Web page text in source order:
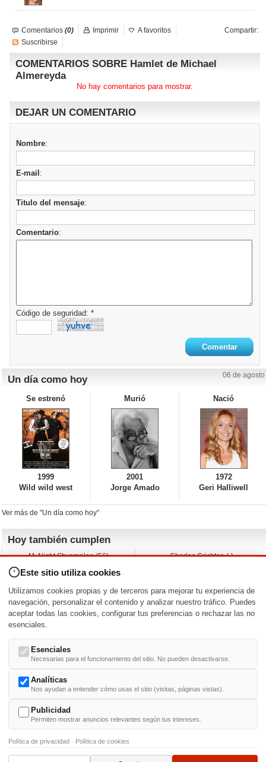
Comentarios (0) Compartir:
Imprimir
A favoritos
Suscribirse
COMENTARIOS SOBRE Hamlet de Michael
Almereyda
No hay comentarios para mostrar.
DEJAR UN COMENTARIO
Nombre:
E-mail :
Titulo del mensaje:
Comentario:
Código de seguridad: *
Un día como hoy 06 de agosto
Se estrenó
1999
Wild wild west
Murió
2001
Jorge Amado
Nació
1972
Geri Halliwell
Ver más de "Un día como hoy"
Hoy también cumplen
M. Night Shyamalan (56)
Andy Warhol (98)
Melissa George (50)
Vera Farmiga (53)
Charles Crichton (-)
Jeremy Ratchford (61)
Jason O’Mara (54)
Nacimientos y estrenos en la fecha
DD/MM /
-U- V- W- X - -
Este sitio utiliza cookies
Utilizamos cookies propias y de terceros para mejorar tu experiencia de
navegación, personalizar el contenido y analizar nuestro tráfico. Puedes
aceptar todas las cookies, configurar tus preferencias o rechazar las no
esenciales.
Esenciales
Necesarias para el funcionamiento del sitio. No pueden desactivarse.
Analíticas
Nos ayudan a entender cómo usas el sitio (visitas, páginas vistas).
Publicidad
Permiten mostrar anuncios relevantes según tus intereses.
Política de privacidad · Política de cookies